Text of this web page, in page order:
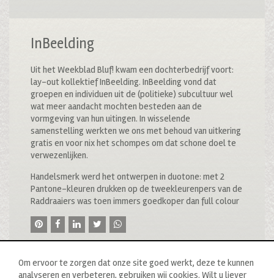
InBeelding
Uit het Weekblad Bluf! kwam een dochterbedrijf voort:
lay-out kollektief InBeelding. InBeelding vond dat
groepen en individuen uit de (politieke) subcultuur wel
wat meer aandacht mochten besteden aan de
vormgeving van hun uitingen. In wisselende
samenstelling werkten we ons met behoud van uitkering
gratis en voor nix het schompes om dat schone doel te
verwezenlijken.
Handelsmerk werd het ontwerpen in duotone: met 2
Pantone-kleuren drukken op de tweekleurenpers van de
Raddraaiers was toen immers goedkoper dan full colour
Om ervoor te zorgen dat onze site goed werkt, deze te kunnen
analyseren en verbeteren, gebruiken wij cookies. Wilt u liever